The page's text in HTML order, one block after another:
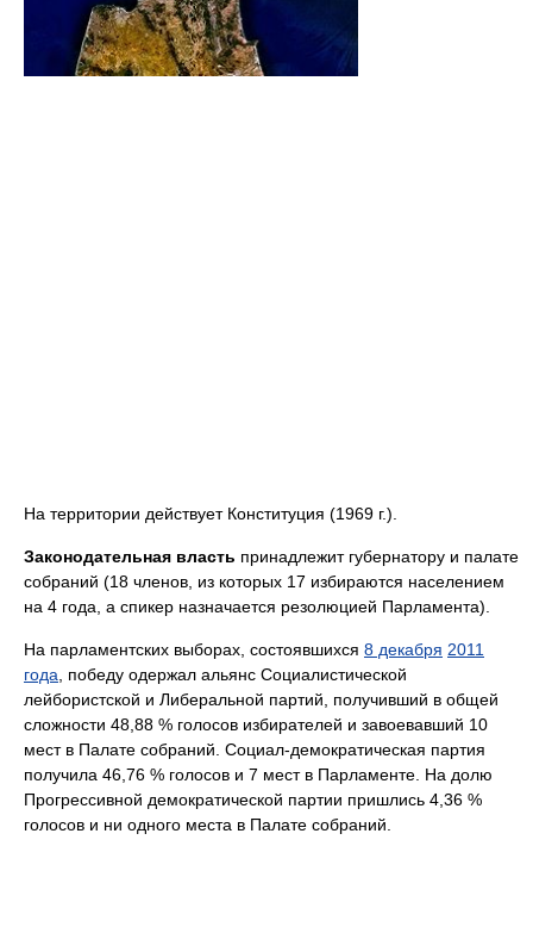
На территории действует Конституция (1969 г.).
Законодательная власть принадлежит губернатору и палате
собраний (18 членов, из которых 17 избираются населением
на 4 года, а спикер назначается резолюцией Парламента).
На парламентских выборах, состоявшихся 8 декабря 2011
года , победу одержал альянс Социалистической
лейбористской и Либеральной партий, получивший в общей
сложности 48,88 % голосов избирателей и завоевавший 10
мест в Палате собраний. Социал-демократическая партия
получила 46,76 % голосов и 7 мест в Парламенте. На долю
Прогрессивной демократической партии пришлись 4,36 %
голосов и ни одного места в Палате собраний.